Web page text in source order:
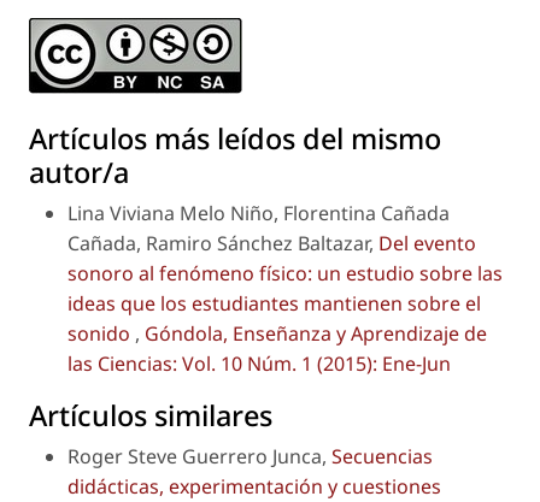
Artículos más leídos del mismo
autor/a
Lina Viviana Melo Niño, Florentina Cañada
Cañada, Ramiro Sánchez Baltazar, Del evento
sonoro al fenómeno físico: un estudio sobre las
ideas que los estudiantes mantienen sobre el
sonido , Góndola, Enseñanza y Aprendizaje de
las Ciencias: Vol. 10 Núm. 1 (2015): Ene-Jun
Artículos similares
Roger Steve Guerrero Junca, Secuencias
didácticas, experimentación y cuestiones